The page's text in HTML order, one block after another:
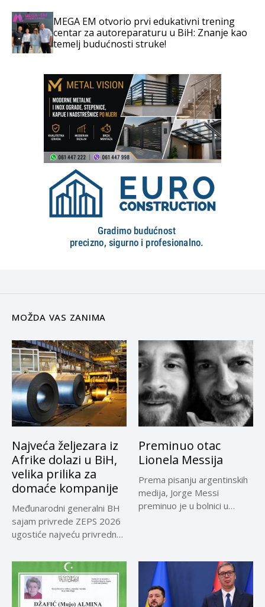
MEGA EM otvorio prvi edukativni trening
centar za autoreparaturu u BiH: Znanje kao
temelj budućnosti struke!
MOŽDA VAS ZANIMA
Najveća željezara iz
Afrike dolazi u BiH,
velika prilika za
domaće kompanije
Međunarodni generalni BH
sajam privrede ZEPS 2026
ugostiće najveću privrednu
Preminuo otac
Lionela Messija
Prema pisanju argentinskih
medija, Jorge Messi
preminuo je u bolnici u